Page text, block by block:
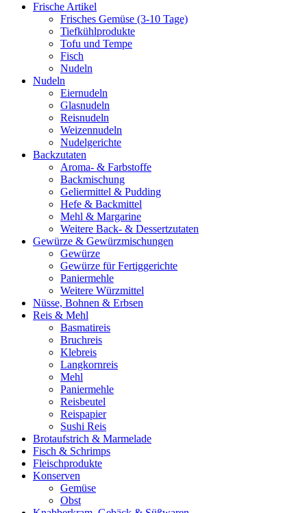
Frische Artikel
Frisches Gemüse (3-10 Tage)
Tiefkühlprodukte
Tofu und Tempe
Fisch
Nudeln
Nudeln
Eiernudeln
Glasnudeln
Reisnudeln
Weizennudeln
Nudelgerichte
Backzutaten
Aroma- & Farbstoffe
Backmischung
Geliermittel & Pudding
Hefe & Backmittel
Mehl & Margarine
Weitere Back- & Dessertzutaten
Gewürze & Gewürzmischungen
Gewürze
Gewürze für Fertiggerichte
Paniermehle
Weitere Würzmittel
Nüsse, Bohnen & Erbsen
Reis & Mehl
Basmatireis
Bruchreis
Klebreis
Langkornreis
Mehl
Paniermehle
Reisbeutel
Reispapier
Sushi Reis
Brotaufstrich & Marmelade
Fisch & Schrimps
Fleischprodukte
Konserven
Gemüse
Obst